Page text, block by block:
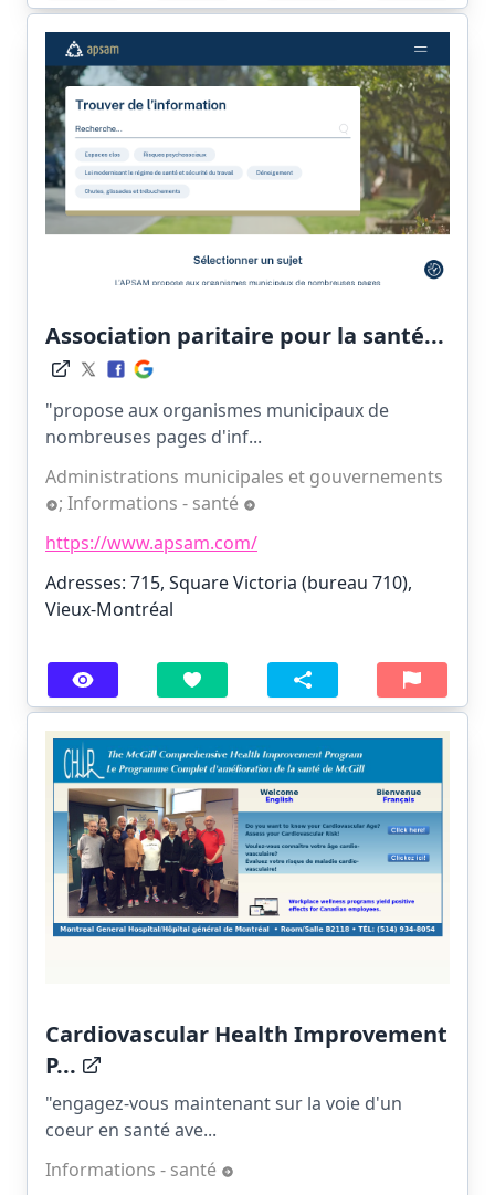
Association paritaire pour la santé...
"propose aux organismes municipaux de
nombreuses pages d'inf...
Administrations municipales et gouvernements
; Informations - santé
https://www.apsam.com/
Adresses: 715, Square Victoria (bureau 710),
Vieux-Montréal
Cardiovascular Health Improvement
P...
"engagez-vous maintenant sur la voie d'un
coeur en santé ave...
Informations - santé